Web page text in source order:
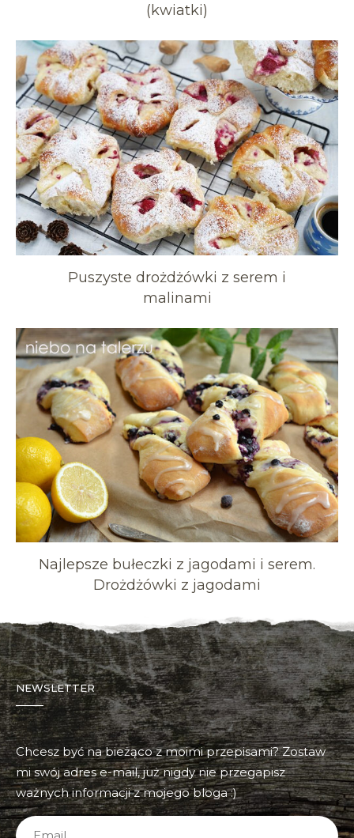
(kwiatki)
Puszyste drożdżówki z serem i
malinami
Najlepsze bułeczki z jagodami i serem.
Drożdżówki z jagodami
NEWSLETTER
Chcesz być na bieżąco z moimi przepisami? Zostaw
mi swój adres e-mail, już nigdy nie przegapisz
ważnych informacji z mojego bloga :)